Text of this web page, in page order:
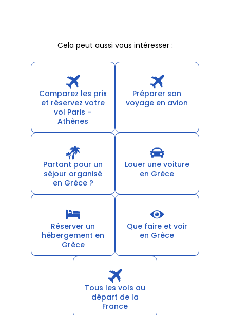
Cela peut aussi vous intéresser :
Comparez les prix
et réservez votre
vol Paris –
Athènes
Préparer son
voyage en avion
Partant pour un
séjour organisé
en Grèce ?
Louer une voiture
en Grèce
Réserver un
hébergement en
Grèce
Que faire et voir
en Grèce
Tous les vols au
départ de la
France